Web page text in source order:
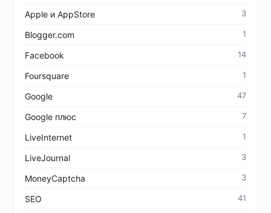
Apple и AppStore 3
Blogger.com 1
Facebook 14
Foursquare 1
Google 47
Google плюс 7
LiveInternet 1
LiveJournal 3
MoneyCaptcha 3
SEO 41